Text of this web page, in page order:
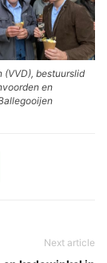
(VVD), bestuurslid
en
Next article